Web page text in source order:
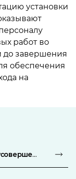
установки
работ во
до завершения
обеспечения
на
Моделирование, проектирование и усовершенствование процесса